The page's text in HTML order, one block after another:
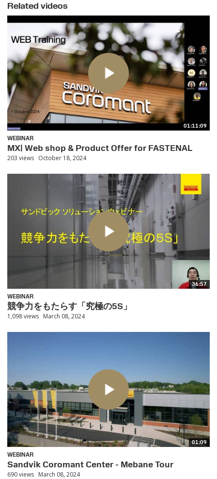
Related videos
01:11:09
WEBINAR
MX| Web shop & Product Offer for FASTENAL
203 views October 18, 2024
36:57
WEBINAR
競争力をもたらす「究極の5S」
1,098 views March 08, 2024
01:09
WEBINAR
Sandvik Coromant Center - Mebane Tour
690 views March 08, 2024